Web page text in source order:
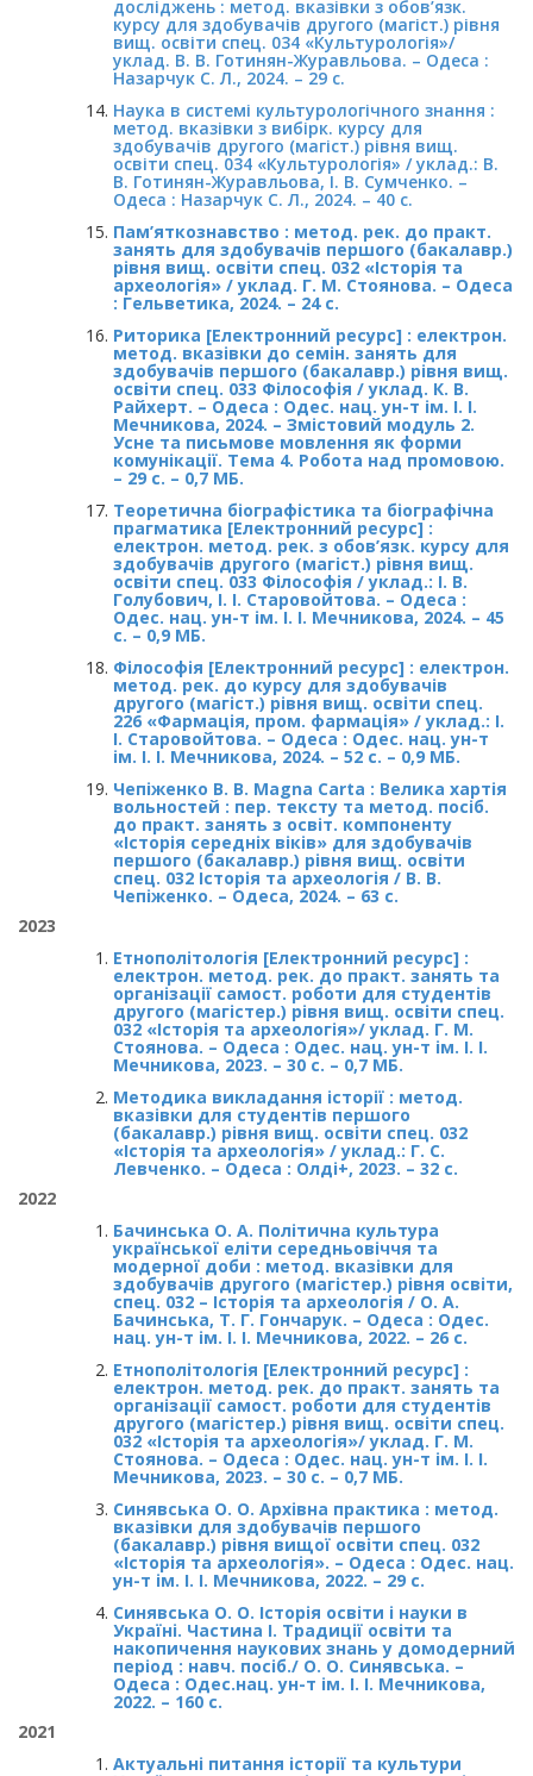
досліджень : метод. вказівки з обов’язк.
курсу для здобувачів другого (магіст.) рівня
вищ. освіти спец. 034 «Культурологія»/
уклад. В. В. Готинян-Журавльова. – Одеса :
Назарчук С. Л., 2024. – 29 с.
Наука в системі культурологічного знання :
метод. вказівки з вибірк. курсу для
здобувачів другого (магіст.) рівня вищ.
освіти спец. 034 «Культурологія» / уклад.: В.
В. Готинян-Журавльова, І. В. Сумченко. –
Одеса : Назарчук С. Л., 2024. – 40 с.
Пам’яткознавство : метод. рек. до практ.
занять для здобувачів першого (бакалавр.)
рівня вищ. освіти спец. 032 «Історія та
археологія» / уклад. Г. М. Стоянова. – Одеса
: Гельветика, 2024. – 24 с.
Риторика [Електронний ресурс] : електрон.
метод. вказівки до семін. занять для
здобувачів першого (бакалавр.) рівня вищ.
освіти спец. 033 Філософія / уклад. К. В.
Райхерт. – Одеса : Одес. нац. ун-т ім. І. І.
Мечникова, 2024. – Змістовий модуль 2.
Усне та письмове мовлення як форми
комунікації. Тема 4. Робота над промовою.
– 29 с. – 0,7 МБ.
Теоретична біографістика та біографічна
прагматика [Електронний ресурс] :
електрон. метод. рек. з обов’язк. курсу для
здобувачів другого (магіст.) рівня вищ.
освіти спец. 033 Філософія / уклад.: І. В.
Голубович, І. І. Старовойтова. – Одеса :
Одес. нац. ун-т ім. І. І. Мечникова, 2024. – 45
с. – 0,9 МБ.
Філософія [Електронний ресурс] : електрон.
метод. рек. до курсу для здобувачів
другого (магіст.) рівня вищ. освіти спец.
226 «Фармація, пром. фармація» / уклад.: І.
І. Старовойтова. – Одеса : Одес. нац. ун-т
ім. І. І. Мечникова, 2024. – 52 с. – 0,9 МБ.
Чепіженко В. В. Magna Carta : Велика хартія
вольностей : пер. тексту та метод. посіб.
до практ. занять з освіт. компоненту
«Історія середніх віків» для здобувачів
першого (бакалавр.) рівня вищ. освіти
спец. 032 Історія та археологія / В. В.
Чепіженко. – Одеса, 2024. – 63 с.
2023
Етнополітологія [Електронний ресурс] :
електрон. метод. рек. до практ. занять та
організації самост. роботи для студентів
другого (магістер.) рівня вищ. освіти спец.
032 «Історія та археологія»/ уклад. Г. М.
Стоянова. – Одеса : Одес. нац. ун-т ім. І. І.
Мечникова, 2023. – 30 с. – 0,7 МБ.
Методика викладання історії : метод.
вказівки для студентів першого
(бакалавр.) рівня вищ. освіти спец. 032
«Історія та археологія» / уклад.: Г. С.
Левченко. – Одеса : Олді+, 2023. – 32 с.
2022
Бачинська О. А. Політична культура
української еліти середньовіччя та
модерної доби : метод. вказівки для
здобувачів другого (магістер.) рівня освіти,
спец. 032 – Історія та археологія / О. А.
Бачинська, Т. Г. Гончарук. – Одеса : Одес.
нац. ун-т ім. І. І. Мечникова, 2022. – 26 с.
Етнополітологія [Електронний ресурс] :
електрон. метод. рек. до практ. занять та
організації самост. роботи для студентів
другого (магістер.) рівня вищ. освіти спец.
032 «Історія та археологія»/ уклад. Г. М.
Стоянова. – Одеса : Одес. нац. ун-т ім. І. І.
Мечникова, 2023. – 30 с. – 0,7 МБ.
Синявська О. О. Архівна практика : метод.
вказівки для здобувачів першого
(бакалавр.) рівня вищої освіти спец. 032
«Історія та археологія». – Одеса : Одес. нац.
ун-т ім. І. І. Мечникова, 2022. – 29 с.
Синявська О. О. Історія освіти і науки в
Україні. Частина І. Традиції освіти та
накопичення наукових знань у домодерний
період : навч. посіб./ О. О. Синявська. –
Одеса : Одес.нац. ун-т ім. І. І. Мечникова,
2022. – 160 с.
2021
Актуальні питання історії та культури